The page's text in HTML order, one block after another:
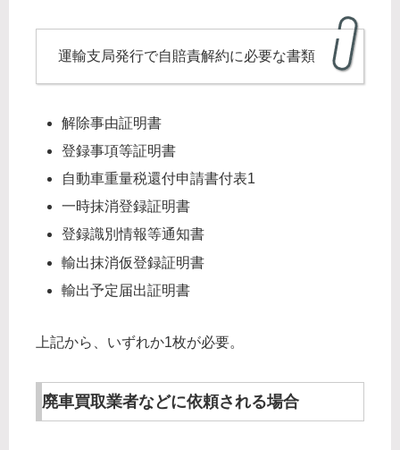
運輸支局発行で自賠責解約に必要な書類
解除事由証明書
登録事項等証明書
自動車重量税還付申請書付表1
一時抹消登録証明書
登録識別情報等通知書
輸出抹消仮登録証明書
輸出予定届出証明書
上記から、いずれか1枚が必要。
廃車買取業者などに依頼される場合